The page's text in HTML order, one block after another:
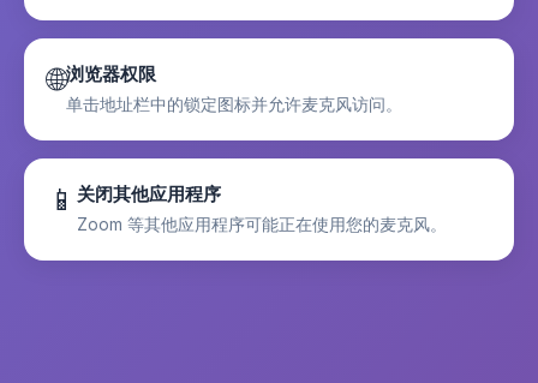
🌐浏览器权限
单击地址栏中的锁定图标并允许麦克风访问。
📱 关闭其他应用程序
Zoom 等其他应用程序可能正在使用您的麦克风。